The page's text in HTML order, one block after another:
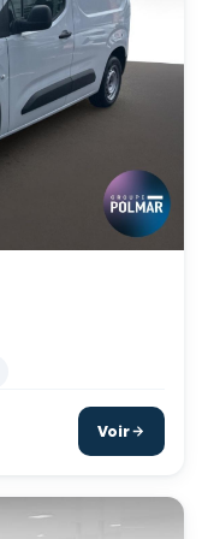
Voir